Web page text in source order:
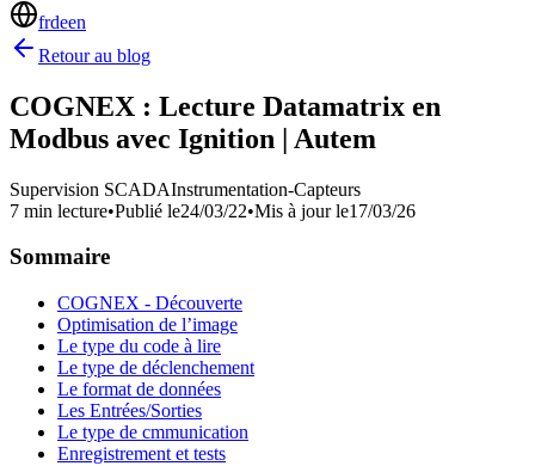
frdeen
Retour au blog
COGNEX : Lecture Datamatrix en
Modbus avec Ignition | Autem
Supervision SCADAInstrumentation-Capteurs
7 min lecture•Publié le24/03/22•Mis à jour le17/03/26
Sommaire
COGNEX - Découverte
Optimisation de l’image
Le type du code à lire
Le type de déclenchement
Le format de données
Les Entrées/Sorties
Le type de cmmunication
Enregistrement et tests